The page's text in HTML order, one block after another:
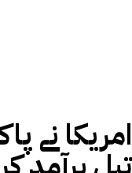
امریکا نے